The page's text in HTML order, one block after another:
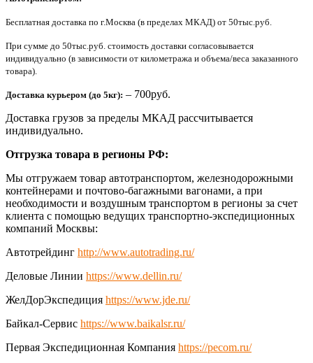
Бесплатная доставка по г.Москва (в пределах МКАД) от 50тыс.руб.
При сумме до 50тыс.руб. стоимость доставки согласовывается
индивидуально (в зависимости от километража и объема/веса заказанного
товара).
Доставка курьером (до 5кг): – 700руб.
Доставка грузов за пределы МКАД рассчитывается
индивидуально.
Отгрузка товара в регионы РФ:
Мы отгружаем товар автотранспортом, железнодорожными
контейнерами и почтово-багажными вагонами, а при
необходимости и воздушным транспортом в регионы за счет
клиента с помощью ведущих транспортно-экспедиционных
компаний Москвы:
Автотрейдинг http://www.autotrading.ru/
Деловые Линии https://www.dellin.ru/
ЖелДорЭкспедиция https://www.jde.ru/
Байкал-Сервис https://www.baikalsr.ru/
Первая Экспедиционная Компания https://pecom.ru/